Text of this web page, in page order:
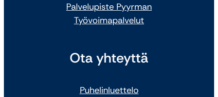
Palvelupiste Pyyrman
Työvoimapalvelut
Ota yhteyttä
Puhelinluettelo